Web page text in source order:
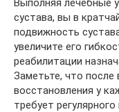
Выполняя лечебные
сустава, вы в
подвижность
увеличите его
реабилитации
Заметьте, что после
восстановления у
требует